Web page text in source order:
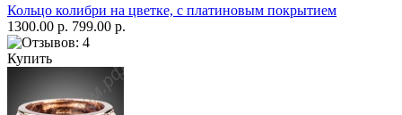
Кольцо колибри на цветке, с платиновым покрытием
1300.00 р. 799.00 р.
Купить